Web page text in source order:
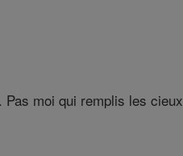
moi qui remplis les